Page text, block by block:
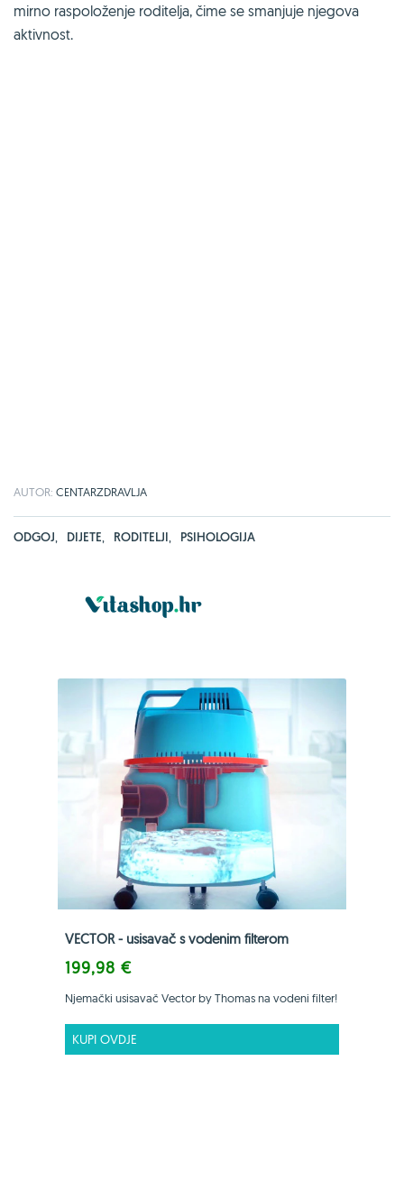
mirno raspoloženje roditelja, čime se smanjuje njegova
aktivnost.
AUTOR: CENTARZDRAVLJA
ODGOJ, DIJETE, RODITELJI, PSIHOLOGIJA
VECTOR - usisavač s vodenim filterom
199,98 €
Njemački usisavač Vector by Thomas na vodeni filter!
KUPI OVDJE